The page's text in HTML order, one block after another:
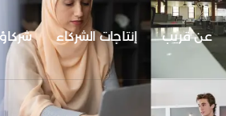
عن قريب إنتاجات الشركاء